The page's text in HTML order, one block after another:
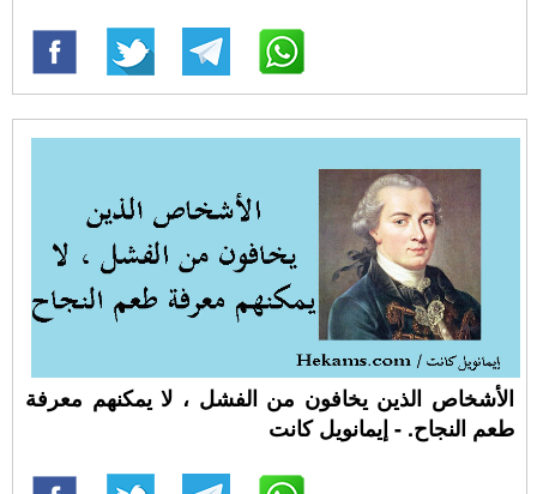
الأشخاص الذين يخافون من الفشل ، لا يمكنهم معرفة
طعم النجاح. - إيمانويل كانت